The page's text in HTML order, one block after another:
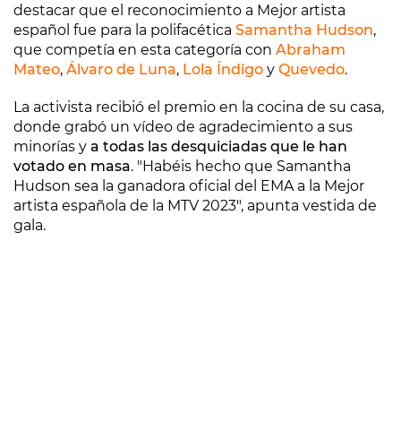
destacar que el reconocimiento a Mejor artista
español fue para la polifacética Samantha Hudson,
que competía en esta categoría con Abraham
Mateo, Álvaro de Luna, Lola Índigo y Quevedo.
La activista recibió el premio en la cocina de su casa,
donde grabó un vídeo de agradecimiento a sus
minorías y a todas las desquiciadas que le han
votado en masa. "Habéis hecho que Samantha
Hudson sea la ganadora oficial del EMA a la Mejor
artista española de la MTV 2023", apunta vestida de
gala.